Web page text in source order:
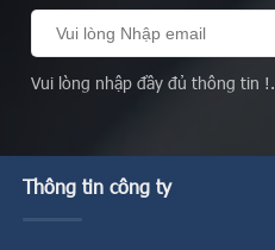
Vui lòng nhập đầy đủ thông tin !.
Thông tin công ty